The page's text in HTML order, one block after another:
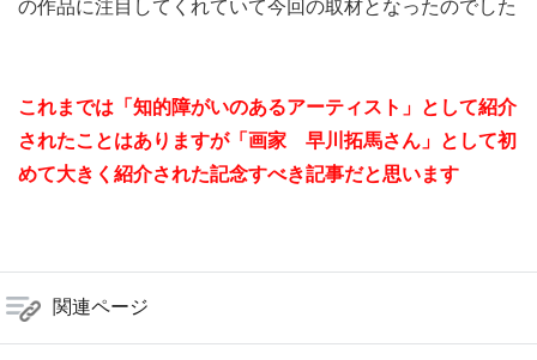
の作品に注目してくれていて今回の取材となったのでした
これまでは「知的障がいのあるアーティスト」として紹介
されたことはありますが「画家 早川拓馬さん」として初
めて大きく 紹介された記念すべき記事だと思います
関連ページ